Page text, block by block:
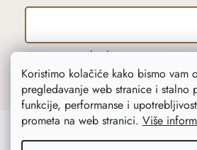
Koristimo kolačiće kako bismo vam
pregledavanje web stranice i stalno
funkcije, performanse i
prometa na web stranici. Više
Upisom emaila slažete se s
osobnih podataka.
Korisnička služba Mi